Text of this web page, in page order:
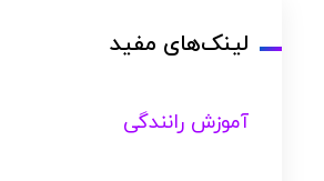
لینک‌های مفید
آموزش رانندگی